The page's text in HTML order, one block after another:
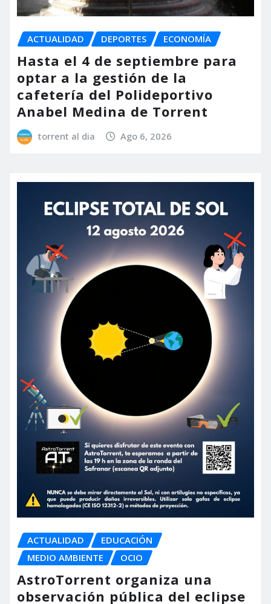
ACTUALIDAD DEPORTES ECONOMÍA
Hasta el 4 de septiembre para
optar a la gestión de la
cafetería del Polideportivo
Anabel Medina de Torrent
torrent al dia Ago 6, 2026
ACTUALIDAD
EDUCACIÓN
MEDIO AMBIENTE
OCIO
AstroTorrent organiza una
observación pública del eclipse